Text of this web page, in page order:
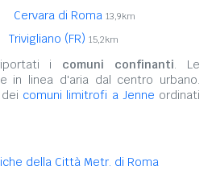
Cervara di Roma 13,9km
Trivigliano (FR) 15,2km
i comuni confinanti. Le
in linea d'aria dal centro urbano.
comuni limitrofi a Jenne ordinati
della Città Metr. di Roma